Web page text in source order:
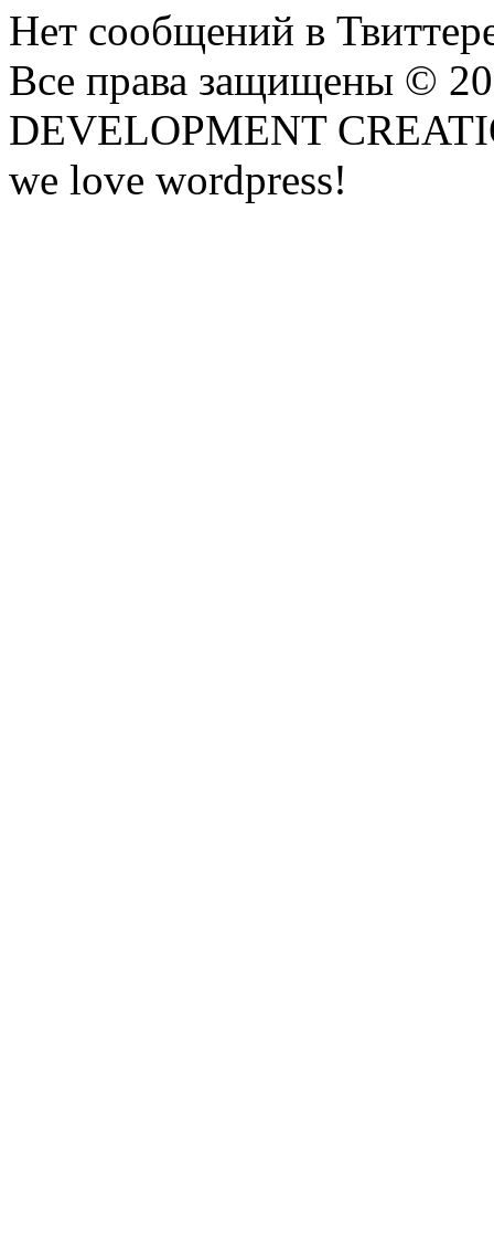
Нет сообщений в
Все права защищены ©
DEVELOPMENT
we love wordpress!